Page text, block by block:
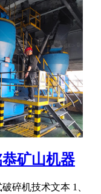
矿山机器
碎机技术文本 1、